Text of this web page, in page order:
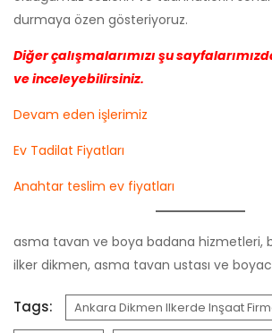
durmaya özen gösteriyoruz.
Diğer çalışmalarımızı şu
ve inceleyebilirsiniz.
Devam eden işlerimiz
Ev Tadilat Fiyatları
Anahtar teslim ev fiyatları
asma tavan ve boya badana hizmetleri,
ilker dikmen, asma tavan ustası ve
Tags: Ankara Dikmen Ilkerde Inşaat